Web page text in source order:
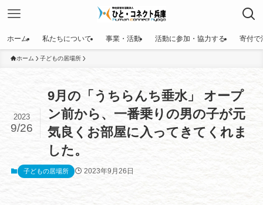
ホーム 私たちについて 事業・活動 活動に参加・協力する 寄付で
ホーム 子どもの居場所
9月の「うちらんち垂水」 オープ
ン前から、一番乗りの男の子が元
気良くお部屋に入ってきてくれま
した。
2023
9/26
子どもの居場所 2023年9月26日